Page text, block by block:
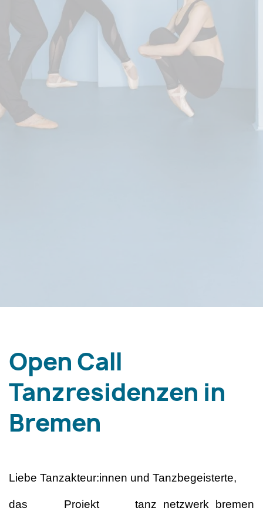
Open Call
Tanzresidenzen in
Bremen
Liebe Tanzakteur:innen und Tanzbegeisterte,
das Projekt tanz_netzwerk_bremen